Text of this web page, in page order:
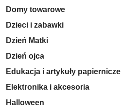
Domy towarowe
Dzieci i zabawki
Dzień Matki
Dzień ojca
Edukacja i artykuły papiernicze
Elektronika i akcesoria
Halloween